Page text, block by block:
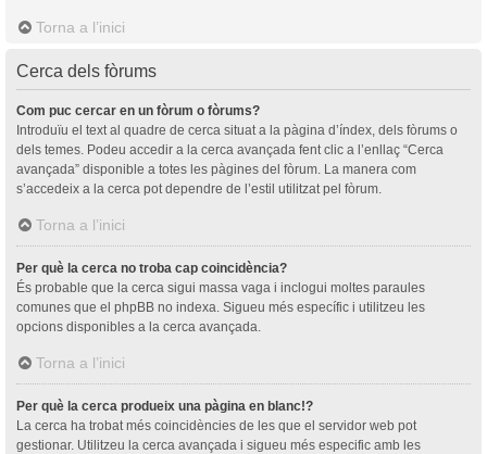
Torna a l’inici
Cerca dels fòrums
Com puc cercar en un fòrum o fòrums?
Introduïu el text al quadre de cerca situat a la pàgina d’índex, dels fòrums o
dels temes. Podeu accedir a la cerca avançada fent clic a l’enllaç “Cerca
avançada” disponible a totes les pàgines del fòrum. La manera com
s’accedeix a la cerca pot dependre de l’estil utilitzat pel fòrum.
Torna a l’inici
Per què la cerca no troba cap coincidència?
És probable que la cerca sigui massa vaga i inclogui moltes paraules
comunes que el phpBB no indexa. Sigueu més específic i utilitzeu les
opcions disponibles a la cerca avançada.
Torna a l’inici
Per què la cerca produeix una pàgina en blanc!?
La cerca ha trobat més coincidències de les que el servidor web pot
gestionar. Utilitzeu la cerca avançada i sigueu més especific amb les